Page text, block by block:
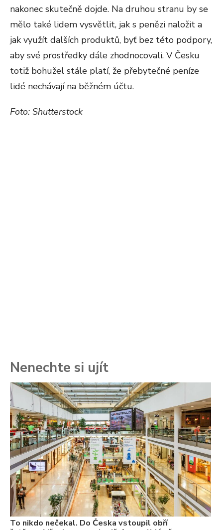
nakonec skutečně dojde. Na druhou stranu by se
mělo také lidem vysvětlit, jak s penězi naložit a
jak využít dalších produktů, byť bez této podpory,
aby své prostředky dále zhodnocovali. V Česku
totiž bohužel stále platí, že přebytečné peníze
lidé nechávají na běžném účtu.
Foto: Shutterstock
Nenechte si ujít
To nikdo nečekal. Do Česka vstoupil obří